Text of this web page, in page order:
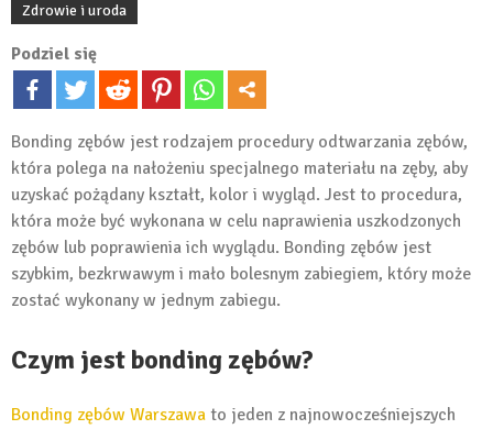
Zdrowie i uroda
Podziel się
Bonding zębów jest rodzajem procedury odtwarzania zębów,
która polega na nałożeniu specjalnego materiału na zęby, aby
uzyskać pożądany kształt, kolor i wygląd. Jest to procedura,
która może być wykonana w celu naprawienia uszkodzonych
zębów lub poprawienia ich wyglądu. Bonding zębów jest
szybkim, bezkrwawym i mało bolesnym zabiegiem, który może
zostać wykonany w jednym zabiegu.
Czym jest bonding zębów?
Bonding zębów Warszawa to jeden z najnowocześniejszych